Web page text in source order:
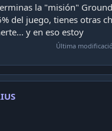
la "misión"
del juego, tienes otras
y en eso estoy
Última